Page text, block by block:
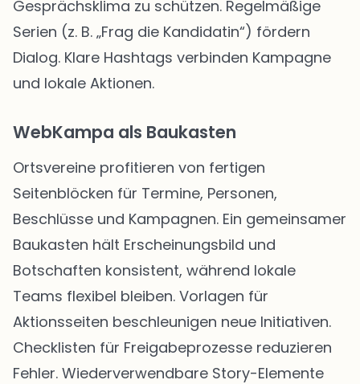
Gesprächsklima zu schützen. Regelmäßige
Serien (z. B. „Frag die Kandidatin“) fördern
Dialog. Klare Hashtags verbinden Kampagne
und lokale Aktionen.
WebKampa als Baukasten
Ortsvereine profitieren von fertigen
Seitenblöcken für Termine, Personen,
Beschlüsse und Kampagnen. Ein gemeinsamer
Baukasten hält Erscheinungsbild und
Botschaften konsistent, während lokale
Teams flexibel bleiben. Vorlagen für
Aktionsseiten beschleunigen neue Initiativen.
Checklisten für Freigabeprozesse reduzieren
Fehler. Wiederverwendbare Story-Elemente